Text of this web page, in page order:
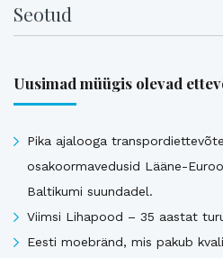
Seotud
Uusimad müügis olevad
Pika ajalooga
osakoormavedusid Lääne-
Baltikumi suundadel.
Viimsi Lihapood – 35 aastat
Eesti moebränd, mis pakub